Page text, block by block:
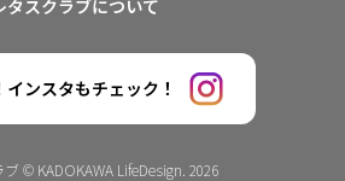
タスクラブについて
ンスタもチェック！
© KADOKAWA LifeDesign. 2026